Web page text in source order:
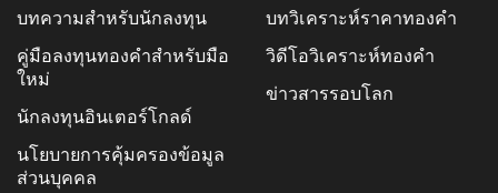
บทความสำหรับนักลงทุน
คู่มือลงทุนทองคำสำหรับมือ
ใหม่
นักลงทุนอินเตอร์โกลด์
นโยบายการคุ้มครองข้อมูล
ส่วนบุคคล
บทวิเคราะห์ราคาทองคำ
วิดีโอวิเคราะห์ทองคำ
ข่าวสารรอบโลก